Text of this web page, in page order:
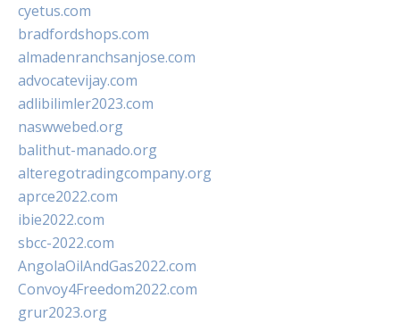
cyetus.com
bradfordshops.com
almadenranchsanjose.com
advocatevijay.com
adlibilimler2023.com
naswwebed.org
balithut-manado.org
alteregotradingcompany.org
aprce2022.com
ibie2022.com
sbcc-2022.com
AngolaOilAndGas2022.com
Convoy4Freedom2022.com
grur2023.org